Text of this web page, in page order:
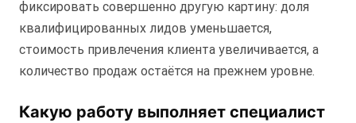
фиксировать совершенно другую картину: доля
квалифицированных лидов уменьшается,
стоимость привлечения клиента увеличивается, а
количество продаж остаётся на прежнем уровне.
Какую работу выполняет специалист